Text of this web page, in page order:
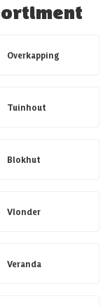
Overkapping
Tuinhout
Blokhut
Vlonder
Veranda